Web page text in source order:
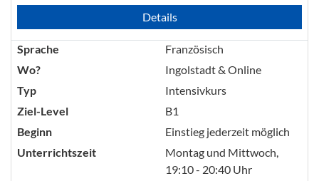
Details
Sprache
Französisch
Wo?
Ingolstadt & Online
Typ
Intensivkurs
Ziel-Level
B1
Beginn
Einstieg jederzeit möglich
Unterrichtszeit
Montag und Mittwoch,
19:10 - 20:40 Uhr